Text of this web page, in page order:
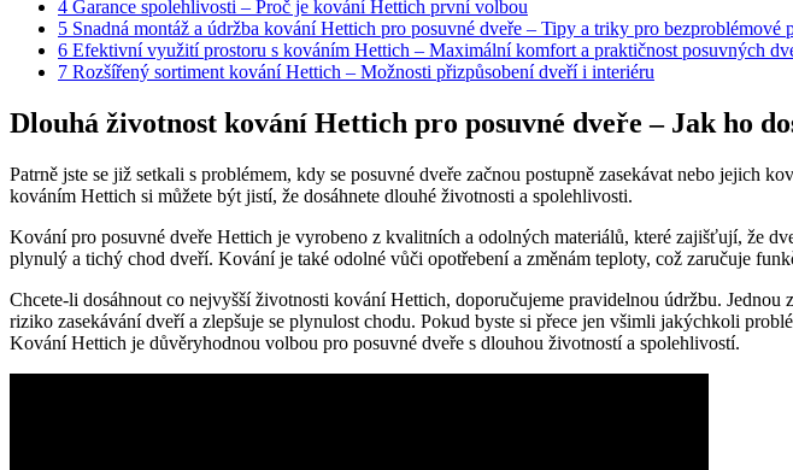
4 Garance spolehlivosti – Proč je kování Hettich první volbou
5 Snadná montáž a údržba kování Hettich pro posuvné dveře – Tipy a triky pro bezproblémové
6 Efektivní využití prostoru s kováním Hettich – Maximální komfort a praktičnost posuvných
7 Rozšířený sortiment kování Hettich – Možnosti přizpůsobení dveří i interiéru
Dlouhá životnost kování Hettich pro posuvné dveře – Jak ho
Patrně jste se již setkali s problémem, kdy se posuvné dveře začnou postupně zasekávat nebo
kováním Hettich si můžete být jistí, že dosáhnete dlouhé životnosti a spolehlivosti.
Kování pro posuvné dveře Hettich je vyrobeno z kvalitních a odolných materiálů, které zajišťují, že
plynulý a tichý chod dveří. Kování je také odolné vůči opotřebení a změnám teploty, což zaručuje
Chcete-li dosáhnout co nejvyšší životnosti kování Hettich, doporučujeme pravidelnou údržbu.
riziko zasekávání dveří a zlepšuje se plynulost chodu. Pokud byste si přece jen všimli jakýchkoli
Kování Hettich je důvěryhodnou volbou pro posuvné dveře s dlouhou životností a spolehlivostí.